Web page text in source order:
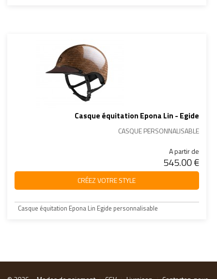
Casque équitation Epona Lin - Egide
A partir de
545.00 €
CRÉEZ VOTRE STYLE
CASQUE PERSONNALISABLE
Casque équitation Epona Lin Egide personnalisable